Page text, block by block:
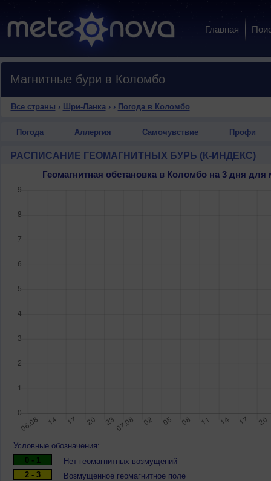
Главная
Магнитные бури в Коломбо
Все страны › Шри-Ланка› › Погода в Коломбо
Погода Аллергия Самочувствие Профи
РАСПИСАНИЕ ГЕОМАГНИТНЫХ БУРЬ (К-ИНДЕКС)
Геомагнитная обстановка в Коломбо на 3 дня
Условные обозначения:
0 - 1
Нет геомагнитных возмущений
2 - 3
Возмущенное геомагнитное поле